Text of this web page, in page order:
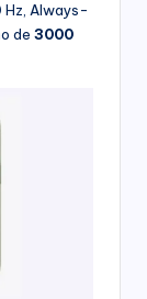
Hz, Always-
de 3000